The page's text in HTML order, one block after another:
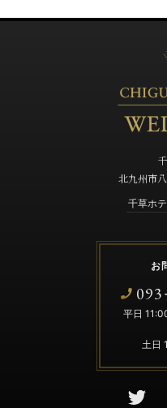
北九州市
千草ホ
お
093
平日
土日